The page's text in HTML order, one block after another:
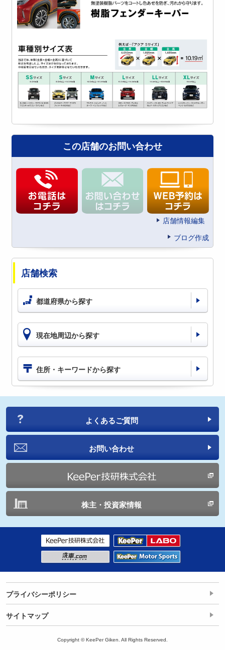
この店舗のお問い合わせ
店舗情報編集
ブログ作成
店舗検索
都道府県から探す
現在地周辺から探す
住所・キーワードから探す
よくあるご質問
お問い合わせ
株主・投資家情報
プライバシーポリシー
サイトマップ
Copyright © KeePer Giken. All Rights Reserved.